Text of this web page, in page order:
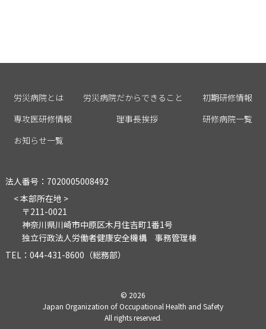
労災病院とは 労災病院だからできること
初期研修情報
専攻医研修情報
理事長挨拶
研修病院一覧
お知らせ一覧
法人番号：7020005008492
< 本部所在地 >
〒211-0021
神奈川県川崎市中原区木月住吉町1番1号
独立行政法人労働者健康安全機構 事務管理棟
TEL：044-431-8600（総務部）
© 2026
Japan Organization of Occupational Health and Safety
All rights reserved.